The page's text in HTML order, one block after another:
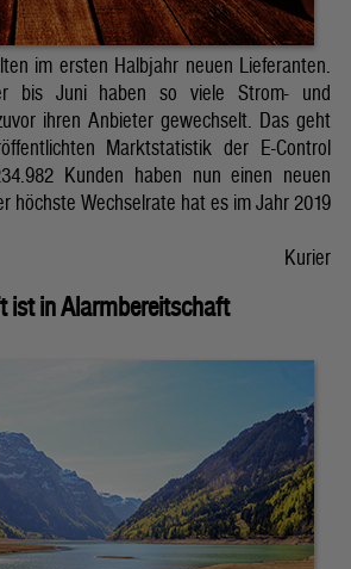
im ersten Halbjahr neuen Lieferanten.
bis Juni haben so viele Strom- und
ihren Anbieter gewechselt. Das geht
Marktstatistik der E-Control
Kunden haben nun einen neuen
höchste Wechselrate hat es im Jahr 2019
Kurier
ist in Alarmbereitschaft